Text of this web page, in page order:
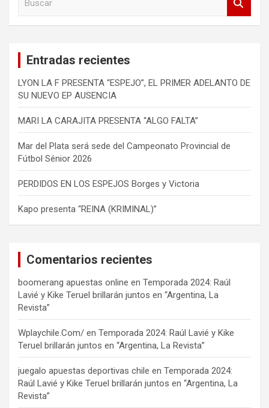
Entradas recientes
LYON LA F PRESENTA “ESPEJO”, EL PRIMER ADELANTO DE
SU NUEVO EP AUSENCIA
MARI LA CARAJITA PRESENTA “ALGO FALTA”
Mar del Plata será sede del Campeonato Provincial de
Fútbol Sénior 2026
PERDIDOS EN LOS ESPEJOS Borges y Victoria
Kapo presenta “REINA (KRIMINAL)”
Comentarios recientes
boomerang apuestas online en Temporada 2024: Raúl
Lavié y Kike Teruel brillarán juntos en “Argentina, La
Revista”
Wplaychile.Com/ en Temporada 2024: Raúl Lavié y Kike
Teruel brillarán juntos en “Argentina, La Revista”
juegalo apuestas deportivas chile en Temporada 2024:
Raúl Lavié y Kike Teruel brillarán juntos en “Argentina, La
Revista”